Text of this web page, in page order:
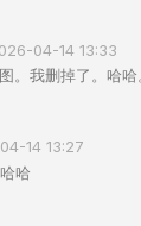
04-14 13:33
。我删掉了。哈哈
14 13:27
哈